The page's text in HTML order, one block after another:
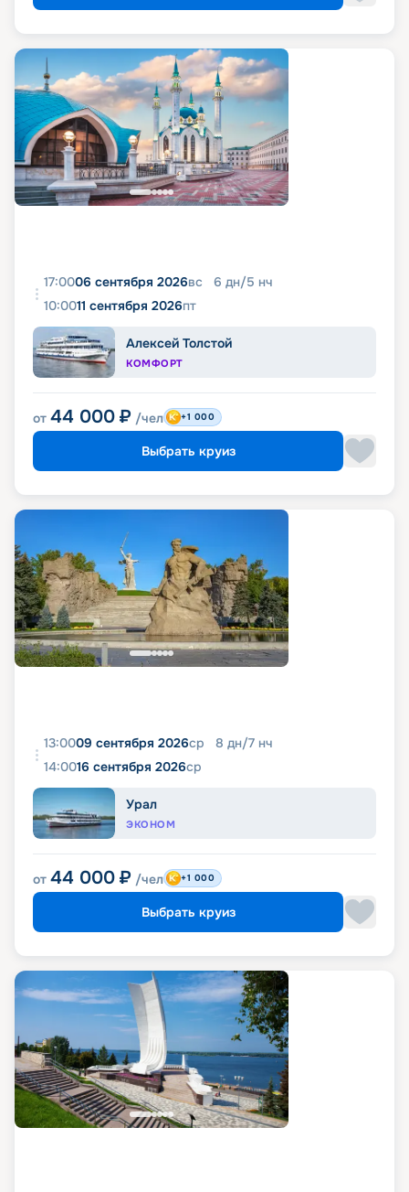
17:0006 сентября 2026вс 6 дн/5 нч
10:0011 сентября 2026пт
Алексей Толстой
КОМФОРТ
от 44 000 ₽ /чел +1 000
Выбрать круиз
13:0009 сентября 2026ср 8 дн/7 нч
14:0016 сентября 2026ср
Урал
ЭКОНОМ
от 44 000 ₽ /чел +1 000
Выбрать круиз